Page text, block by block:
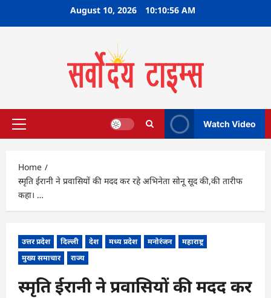
August 10, 2026 10:10:57 AM
Primary
Watch Video
Home
स्मृति ईरानी ने प्रवासियों की मदद कर रहे अभिनेता सोनू सूद की,की तारीफ
कहा। …
उत्तर प्रदेश दिल्ली देश मध्य प्रदेश मनोरंजन
महाराष्ट्र
मुख्य समाचार
राज्य
स्मृति ईरानी ने प्रवासियों की मदद कर